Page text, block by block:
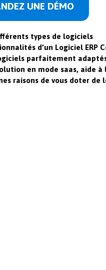
UNE DÉMO
types de logiciels
d’un Logiciel ERP
parfaitement
en mode saas, aide à
raisons de vous doter